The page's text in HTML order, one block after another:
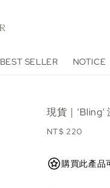
BEST SELLER NOTICE
現貨｜'Bling'
Regular
NT$ 220
購買此產品